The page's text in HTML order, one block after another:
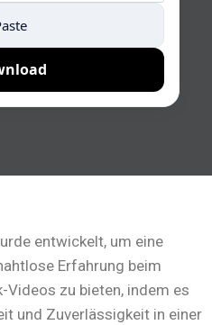
entwickelt, um eine
Erfahrung beim
Videos zu bieten, indem es
und Zuverlässigkeit in einer